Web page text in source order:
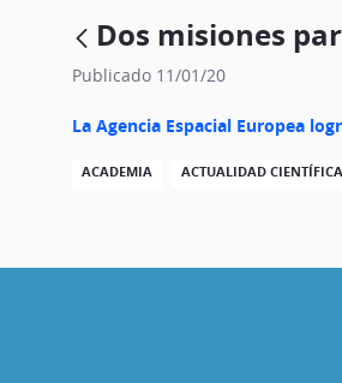
Dos misiones
Publicado 11/01/20
La Agencia Espacial Europea
ACADEMIA ACTUALIDAD CIENTÍFICA